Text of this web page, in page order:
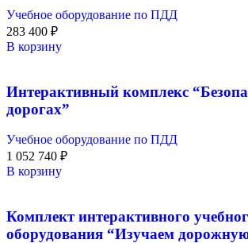
Учебное оборудование по ПДД
283 400 ₽
В корзину
Интерактивный комплекс
дорогах”
Учебное оборудование по ПДД
1 052 740 ₽
В корзину
Комплект интерактивного
оборудования “Изучаем